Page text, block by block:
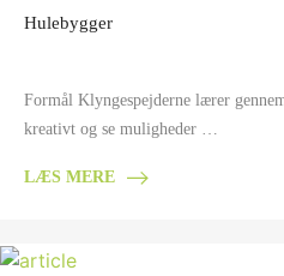
Hulebygger
Formål Klyngespejderne lærer
kreativt og se muligheder …
LÆS MERE